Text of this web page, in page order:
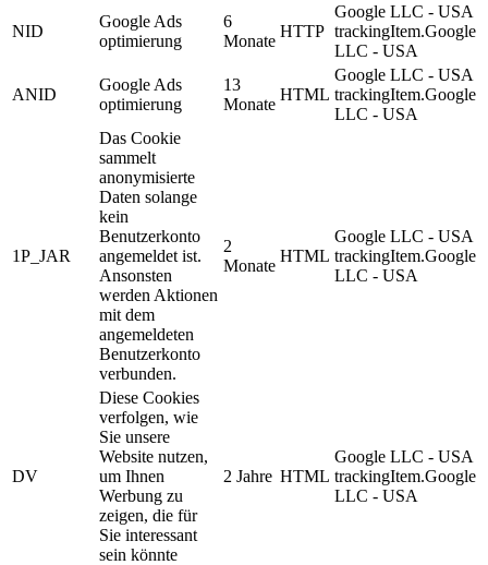
NID
Google Ads
optimierung
6
Monate
HTTP
Google LLC - USA
trackingItem.Google
LLC - USA
ANID
Google Ads
optimierung
13
Monate
HTML
Google LLC - USA
trackingItem.Google
LLC - USA
1P_JAR
Das Cookie
sammelt
anonymisierte
Daten solange
kein
Benutzerkonto
angemeldet ist.
Ansonsten
werden Aktionen
mit dem
angemeldeten
Benutzerkonto
verbunden.
2
Monate
HTML
Google LLC - USA
trackingItem.Google
LLC - USA
DV
Diese Cookies
verfolgen, wie
Sie unsere
Website nutzen,
um Ihnen
Werbung zu
zeigen, die für
Sie interessant
sein könnte
2 Jahre HTML
Google LLC - USA
trackingItem.Google
LLC - USA